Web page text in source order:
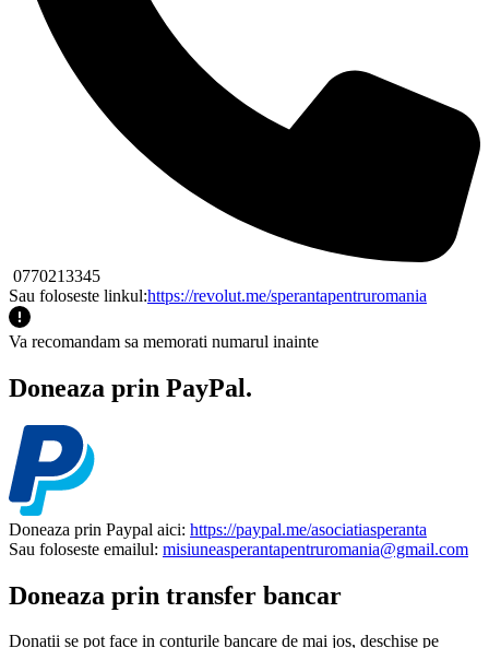
0770213345
Sau foloseste linkul:https://revolut.me/sperantapentruromania
Va recomandam sa memorati numarul inainte
Doneaza prin PayPal.
Doneaza prin Paypal aici: https://paypal.me/asociatiasperanta
Sau foloseste emailul: misiuneasperantapentruromania@gmail.com
Doneaza prin transfer bancar
Donatii se pot face in conturile bancare de mai jos, deschise pe